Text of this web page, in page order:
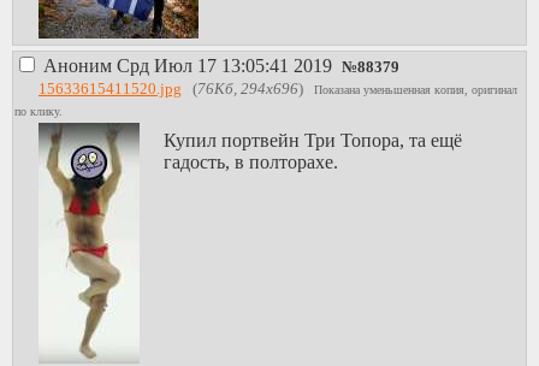
Аноним Срд Июл 17 13:05:41 2019 №88379
15633615411520.jpg (76Кб, 294x696)
Показана уменьшенная копия, оригинал
по клику.
Купил портвейн Три Топора, та ещё
гадость, в полторахе.